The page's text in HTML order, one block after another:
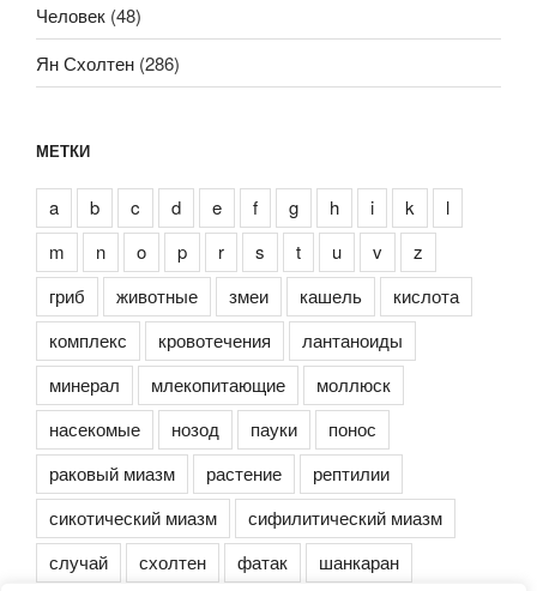
Человек (48)
Ян Схолтен (286)
МЕТКИ
a b c d e f g h i k
l
m
n o p r s t u v
z
гриб
животные змеи кашель
кислота
комплекс
кровотечения
лантаноиды
минерал
млекопитающие
моллюск
насекомые
нозод пауки
понос
раковый миазм
растение
рептилии
сикотический миазм
сифилитический миазм
случай
схолтен фатак шанкаран